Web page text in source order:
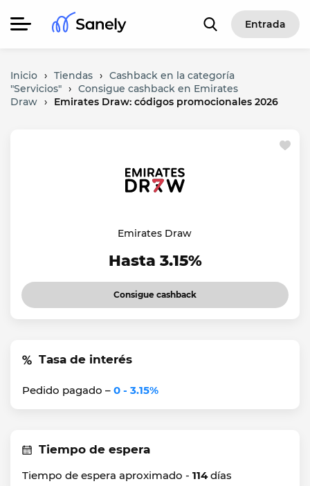
Entrada
Inicio › Tiendas › Cashback en la categoría
"Servicios" › Consigue cashback en Emirates
Draw › Emirates Draw: códigos promocionales 2026
Emirates Draw
Hasta 3.15%
Consigue cashback
Tasa de interés
Pedido pagado – 0 - 3.15%
Tiempo de espera
Tiempo de espera aproximado - 114días